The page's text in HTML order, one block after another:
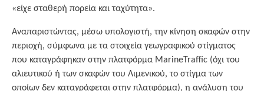
«είχε σταθερή πορεία και ταχύτητα».
Αναπαριστώντας, μέσω υπολογιστή, την κίνηση σκαφών στην
περιοχή, σύμφωνα με τα στοιχεία γεωγραφικού στίγματος
που καταγράφηκαν στην πλατφόρμα MarineTraffic (όχι του
αλιευτικού ή των σκαφών του Λιμενικού, το στίγμα των
οποίων δεν καταγράφεται στην πλατφόρμα), η ανάλυση του